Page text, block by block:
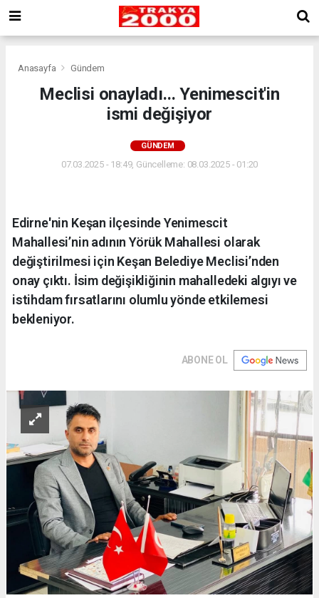
Anasayfa Gündem
Meclisi onayladı... Yenimescit'in
ismi değişiyor
GÜNDEM
07.03.2025 - 18:49, Güncelleme: 08.03.2025 - 01:20
Edirne'nin Keşan ilçesinde Yenimescit
Mahallesi’nin adının Yörük Mahallesi olarak
değiştirilmesi için Keşan Belediye Meclisi’nden
onay çıktı. İsim değişikliğinin mahalledeki algıyı ve
istihdam fırsatlarını olumlu yönde etkilemesi
bekleniyor.
ABONE OL